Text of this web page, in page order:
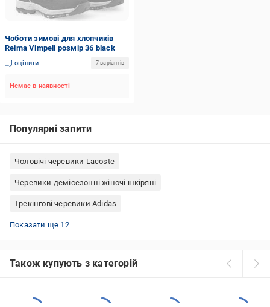
Чоботи зимові для хлопчиків
Reima Vimpeli розмір 36 black
оцінити 7 варіантів
Немає в наявності
Популярні запити
Чоловічі черевики Lacoste
Черевики демісезонні жіночі шкіряні
Трекінгові черевики Adidas
Черевики чоловічі тактичні
Сині черевики жіночі
Черевики чоловічі зимові шкіряні
Термо-черевики жіночі
Шкіряні черевики жіночі
Чорні черевики чоловічі
Черевики челсі жіночі
Черевики жіночі коричневі
Зимові черевики Adidas чоловічі
Зимові черевики Puma жіночі
Трекінгові черевики Lowa
Жіночі черевики 42 розмір
Показати ще 12
Також купують з категорій